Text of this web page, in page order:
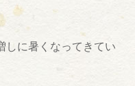
しに暑くなってきてい